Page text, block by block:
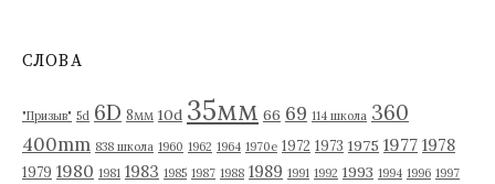
в
СЛОВА
"Призыв" 5d 6D 8мм 10d 35мм 66 69 114 школа 360
400mm 838 школа 1960 1962 1964 1970е 1972 1973 1975 1977 1978
1979 1980 1981 1983 1985 1987 1988 1989 1991 1992 1993 1994 1996 1997